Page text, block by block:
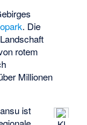
. Die
rotem
Millionen
ist